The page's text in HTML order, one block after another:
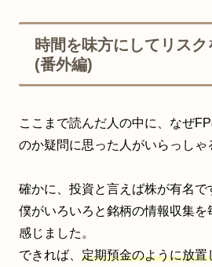
時間を味方にしてリス
(番外編)
ここまで読んだ人の中に、なぜ
のか疑問に思った人がいらっしゃ
確かに、投資と言えば株が有名
僕がいろいろと銘柄の情報収集を
感じました。
できれば、 定期預金のように放